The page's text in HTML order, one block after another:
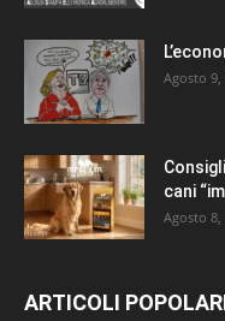
Agosto 9,
cani
Agosto 8,
ARTICOLI